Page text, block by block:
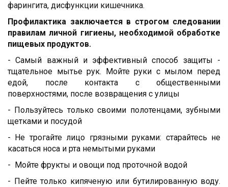
фарингита, дисфункции кишечника.
Профилактика заключается в строгом следовании
правилам личной гигиены, необходимой обработке
пищевых продуктов.
- Самый важный и эффективный способ защиты -
тщательное мытье рук. Мойте руки с мылом перед
едой, после контакта с общественными
поверхностями, после возвращения с улицы
- Пользуйтесь только своими полотенцами, зубными
щетками и посудой
- Не трогайте лицо грязными руками: старайтесь не
касаться носа и рта немытыми руками
- Мойте фрукты и овощи под проточной водой
- Пейте только кипяченую или бутилированную воду.